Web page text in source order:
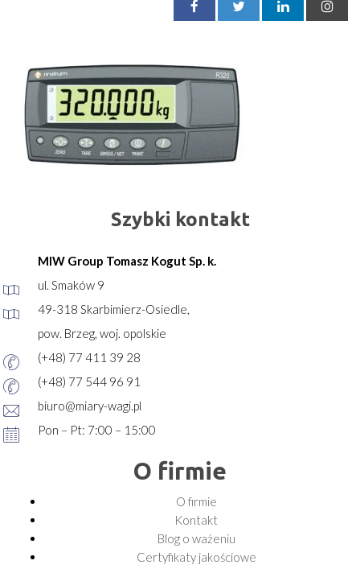
Szybki kontakt
MIW Group Tomasz Kogut Sp. k.
ul. Smaków 9
49-318 Skarbimierz-Osiedle,
pow. Brzeg, woj. opolskie
(+48) 77 411 39 28
(+48) 77 544 96 91
biuro@miary-wagi.pl
Pon – Pt: 7:00 – 15:00
O firmie
O firmie
Kontakt
Blog o ważeniu
Certyfikaty jakościowe